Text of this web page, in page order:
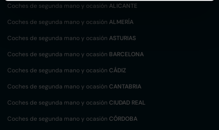
Coches de segunda mano y ocasión ALICANTE
Coches de segunda mano y ocasión ALMERÍA
Coches de segunda mano y ocasión ASTURIAS
Coches de segunda mano y ocasión BARCELONA
Coches de segunda mano y ocasión CÁDIZ
Coches de segunda mano y ocasión CANTABRIA
Coches de segunda mano y ocasión CIUDAD REAL
Coches de segunda mano y ocasión CÓRDOBA